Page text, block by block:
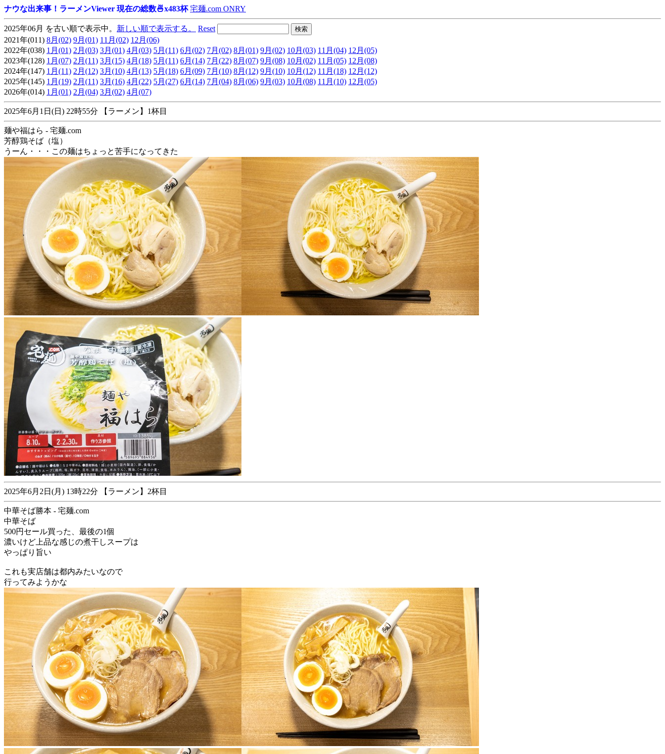
ナウな出来事！ラーメンViewer 現在の総数🍜x483杯 宅麺.com ONRY
2025年06月 を古い順で表示中。 新しい順で表示する。
Reset
2021年(011) 8月(02) 9月(01) 11月(02) 12月(06)
2022年(038) 1月(01) 2月(03) 3月(01) 4月(03) 5月(11) 6月(02) 7月(02) 8月(01) 9月(02) 10月(03) 11月(04) 12月(05)
2023年(128) 1月(07) 2月(11) 3月(15) 4月(18) 5月(11) 6月(14) 7月(22) 8月(07) 9月(08) 10月(02) 11月(05) 12月(08)
2024年(147) 1月(11) 2月(12) 3月(10) 4月(13) 5月(18) 6月(09) 7月(10) 8月(12) 9月(10) 10月(12) 11月(18) 12月(12)
2025年(145) 1月(19) 2月(11) 3月(16) 4月(22) 5月(27) 6月(14) 7月(04) 8月(06) 9月(03) 10月(08) 11月(10) 12月(05)
2026年(014) 1月(01) 2月(04) 3月(02) 4月(07)
2025年6月1日(日) 22時55分 【ラーメン】1杯目
麺や福はら - 宅麺.com
芳醇鶏そば（塩）
うーん・・・この麺はちょっと苦手になってきた
2025年6月2日(月) 13時22分 【ラーメン】2杯目
中華そば勝本 - 宅麺.com
中華そば
500円セール買った、最後の1個
濃いけど上品な感じの煮干しスープは
やっぱり旨い
これも実店舗は都内みたいなので
行ってみようかな